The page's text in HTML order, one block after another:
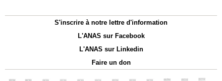
S'inscrire à notre lettre d'information
L'ANAS sur Facebook
L'ANAS sur Linkedin
Faire un don